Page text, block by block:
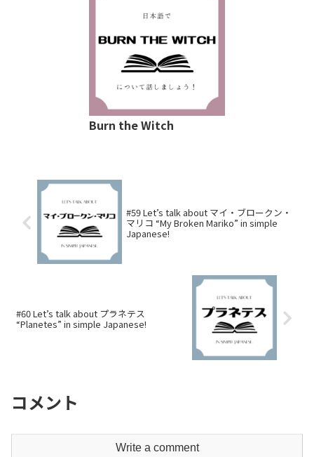
Burn the Witch
#59 Let’s talk about マイ・ブロークン・
マリコ “My Broken Mariko” in simple
Japanese!
#60 Let’s talk about プラネテス
“Planetes” in simple Japanese!
コメント
Write a comment